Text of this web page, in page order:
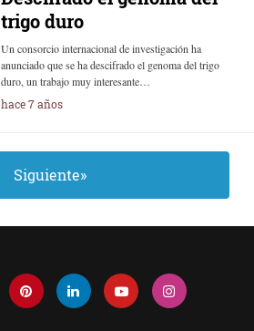
trigo duro
Un consorcio internacional de investigación ha
anunciado que se ha descifrado el genoma del trigo
duro, un trabajo muy interesante…
hace 7 años
Siguiente»